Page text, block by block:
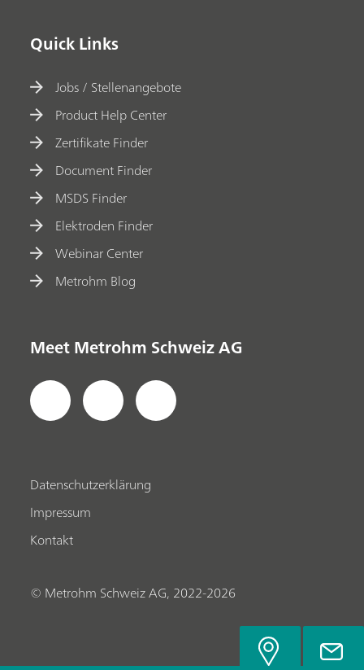
Quick Links
Jobs / Stellenangebote
Product Help Center
Zertifikate Finder
Document Finder
MSDS Finder
Elektroden Finder
Webinar Center
Metrohm Blog
Meet Metrohm Schweiz AG
Datenschutzerklärung
Impressum
Kontakt
© Metrohm Schweiz AG, 2022-2026